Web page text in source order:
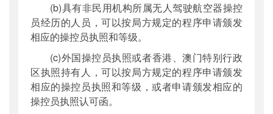
(b)具有非民用机构所属无人驾驶航空器操控
员经历的人员，可以按局方规定的程序申请颁发
相应的操控员执照和等级。
(c)外国操控员执照或者香港、澳门特别行政
区执照持有人，可以按局方规定的程序申请颁发
相应的操控员执照和等级，或者申请颁发相应的
操控员执照认可函。